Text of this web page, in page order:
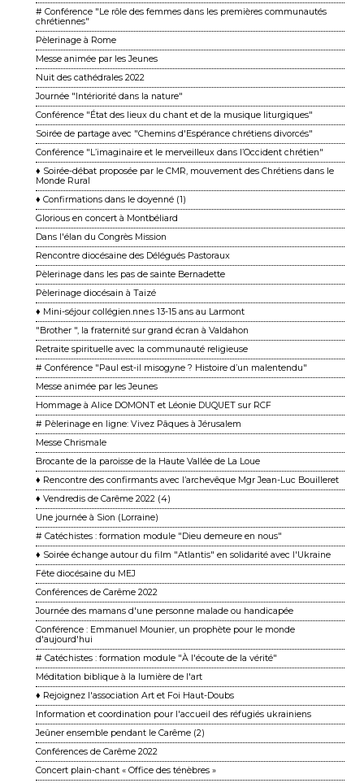
# Conférence "Le rôle des femmes dans les premières communautés
chrétiennes"
Pèlerinage à Rome
Messe animée par les Jeunes
Nuit des cathédrales 2022
Journée "Intériorité dans la nature"
Conférence "État des lieux du chant et de la musique liturgiques"
Soirée de partage avec "Chemins d'Espérance chrétiens divorcés"
Conférence "L’imaginaire et le merveilleux dans l’Occident chrétien"
♦ Soirée-débat proposée par le CMR, mouvement des Chrétiens dans le
Monde Rural
♦ Confirmations dans le doyenné (1)
Glorious en concert à Montbéliard
Dans l'élan du Congrès Mission
Rencontre diocésaine des Délégués Pastoraux
Pèlerinage dans les pas de sainte Bernadette
Pèlerinage diocésain à Taizé
♦ Mini-séjour collégien.nne.s 13-15 ans au Larmont
"Brother ", la fraternité sur grand écran à Valdahon
Retraite spirituelle avec la communauté religieuse
# Conférence "Paul est-il misogyne ? Histoire d’un malentendu"
Messe animée par les Jeunes
Hommage à Alice DOMONT et Léonie DUQUET sur RCF
# Pèlerinage en ligne: Vivez Pâques à Jérusalem
Messe Chrismale
Brocante de la paroisse de la Haute Vallée de La Loue
♦ Rencontre des confirmants avec l’archevêque Mgr Jean-Luc Bouilleret
♦ Vendredis de Carême 2022 (4)
Une journée à Sion (Lorraine)
# Catéchistes : formation module "Dieu demeure en nous"
♦ Soirée échange autour du film "Atlantis" en solidarité avec l'Ukraine
Fête diocésaine du MEJ
Conférences de Carême 2022
Journée des mamans d'une personne malade ou handicapée
Conférence : Emmanuel Mounier, un prophète pour le monde
d'aujourd'hui
# Catéchistes : formation module "À l'écoute de la vérité"
Méditation biblique à la lumière de l'art
♦ Rejoignez l'association Art et Foi Haut-Doubs
Information et coordination pour l'accueil des réfugiés ukrainiens
Jeûner ensemble pendant le Carême (2)
Conférences de Carême 2022
Concert plain-chant « Office des ténèbres »